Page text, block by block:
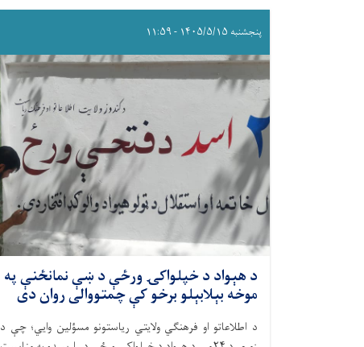
پنجشنبه ۱۴۰۵/۵/۱۵ - ۱۱:۵۹
د هېواد د خپلواکۍ ورځې د ښې نمانځنې په
موخه بېلابېلو برخو کې چمتووالی روان دی
د اطلاعاتو او فرهنګي ولایتي ریاستونو مسؤلین وایي؛ چې د